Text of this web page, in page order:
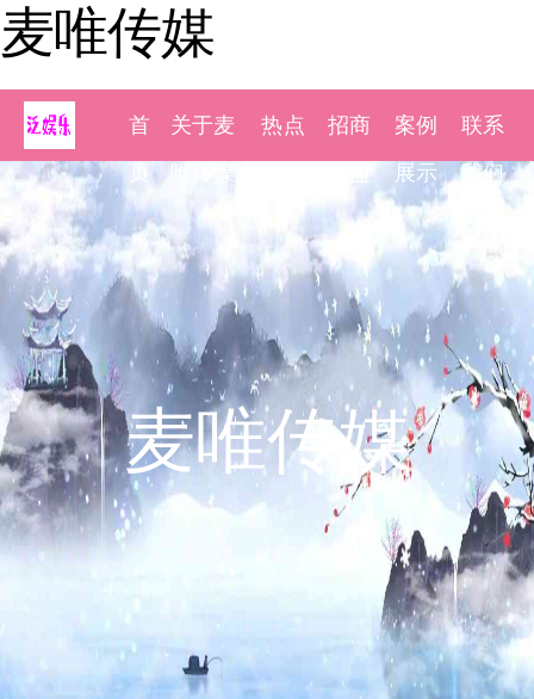
麦唯传媒
首
关于麦
唯传媒
热点
招商
案例
展示
联系
我们
麦唯传媒